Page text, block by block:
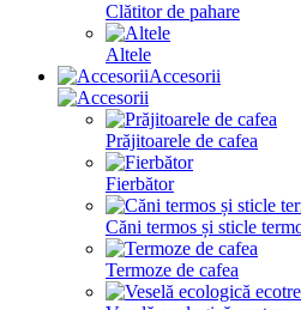
Clătitor de pahare
Altele
Accesorii
Prăjitoarele de cafea
Fierbător
Căni termos și sticle
Termoze de cafea